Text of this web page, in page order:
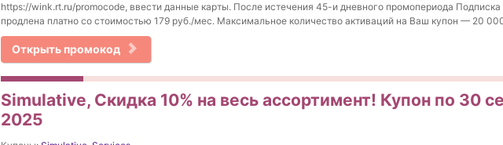
https://wink.rt.ru/promocode, ввести данные карты. После истечения 45-и дневного промопериода Подписка
продлена платно со стоимостью 179 руб./мес. Максимальное количество активаций на Ваш купон — 20
Открыть промокод
Simulative, Скидка 10% на весь ассортимент! Купон по 30
2025